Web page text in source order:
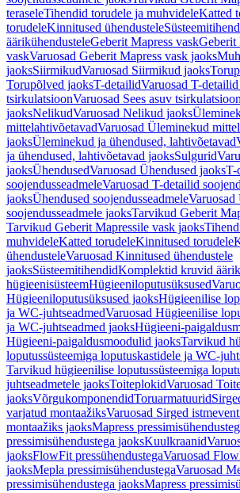
teraseleTihendid torudele ja muhvideleKatted
torudeleKinnitused ühendustele
äärikühendusteleGeberit Mapress vaskGeberit
vaskVaruosad Geberit Mapress vask jaoks
jaoksSiirmikudVaruosad Siirmikud jaoks
Torupõlved jaoksT-detailidVaruosad T-
tsirkulatsioonVaruosad Sees asuv tsirkulatsioon
jaoksNelikudVaruosad Nelikud jaoks
mittelahtivõetavadVaruosad Üleminekud
jaoksÜleminekud ja ühendused, lahtivõetavad
ja ühendused, lahtivõetavad jaoksSulgurid
jaoksÜhendusedVaruosad Ühendused jaoksT-
soojendusseadmeleVaruosad T-detailid
jaoksÜhendused soojendusseadmeleVaruosad
soojendusseadmele jaoksTarvikud Geberit
Tarvikud Geberit Mapressile vask jaoks
muhvideleKatted torudeleKinnitused torudele
ühendusteleVaruosad Kinnitused ühendustele
jaoksSüsteemitihendidKomplektid kruvid
hügieenisüsteemHügieeniloputusüksused
Hügieeniloputusüksused jaoksHügieenilise
ja WC-juhtseadmedVaruosad Hügieenilise
ja WC-juhtseadmed jaoksHügieeni-
Hügieeni-paigaldusmoodulid jaoksTarvikud
loputussüsteemiga loputuskastidele ja WC-
Tarvikud hügieenilise loputussüsteemiga
juhtseadmetele jaoksToiteplokidVaruosad
jaoksVõrgukomponendidToruarmatuurid
varjatud montaažiksVaruosad Sirged
montaažiks jaoksMapress
pressimisühendustega jaoksKuulkraanid
jaoksFlowFit pressühendustegaVaruosad
jaoksMepla pressimisühendustegaVaruosad
pressimisühendustega jaoksMapress